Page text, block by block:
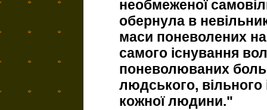
необмеженої
обернула в
маси поневолених
самого існування
поневолюваних
людського, вільного
кожної людини."